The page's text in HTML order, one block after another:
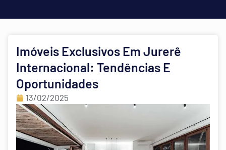
Imóveis Exclusivos Em Jurerê
Internacional: Tendências E
Oportunidades
13/02/2025